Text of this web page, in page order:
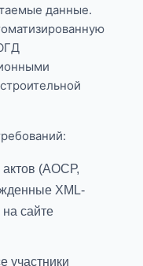
данные.
(АОСР,
XML-
сайте
участники